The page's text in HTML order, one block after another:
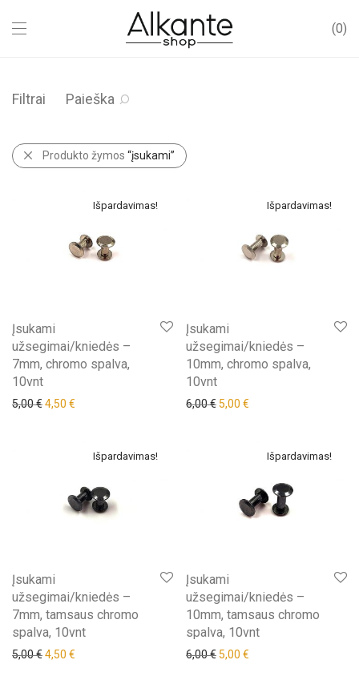
0
Filtrai Paieška
Produkto žymos “įsukami”
Išpardavimas!
Įsukami
užsegimai/kniedės –
7mm, chromo spalva,
10vnt
5,00€Original price was: 5,00 €.
4,50 € Current price is: 4,50 €.
Išpardavimas!
Įsukami
užsegimai/kniedės –
10mm, chromo spalva,
10vnt
6,00€ Original price was: 6,00 €.
5,00 €
Išpardavimas!
Įsukami
užsegimai/kniedės –
7mm, tamsaus chromo
spalva, 10vnt
5,00€Original price was: 5,00 €.
4,50 € Current price is: 4,50 €.
Išpardavimas!
Įsukami
užsegimai/kniedės –
10mm, tamsaus chromo
spalva, 10vnt
6,00€ Original price was: 6,00 €.
5,00 €